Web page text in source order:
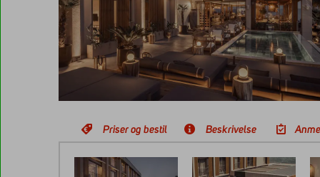
Priser og bestil Beskrivelse